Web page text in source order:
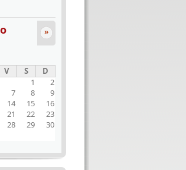
»
V S
D
1
2
7 8
9
14 15
16
21 22
23
28 29
30